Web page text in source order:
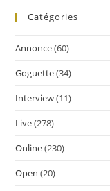
Catégories
Annonce(60)
Goguette(34)
Interview(11)
Live(278)
Online(230)
Open (20)